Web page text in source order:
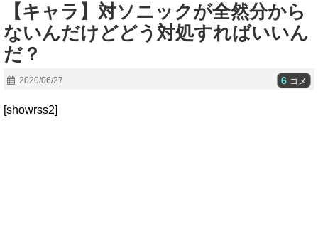
【キャラ】対ソニックが全然分から
ないんだけどどう対処すればいいん
だ？
2020/06/27 6 コメ
[showrss2]